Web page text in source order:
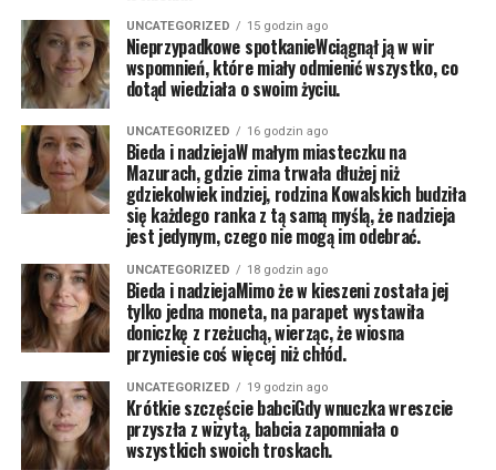
UNCATEGORIZED 15 godzin ago
Nieprzypadkowe spotkanieWciągnął ją w wir
wspomnień, które miały odmienić wszystko, co
dotąd wiedziała o swoim życiu.
UNCATEGORIZED 16 godzin ago
Bieda i nadziejaW małym miasteczku na
Mazurach, gdzie zima trwała dłużej niż
gdziekolwiek indziej, rodzina Kowalskich budziła
się każdego ranka z tą samą myślą, że nadzieja
jest jedynym, czego nie mogą im odebrać.
UNCATEGORIZED 18 godzin ago
Bieda i nadziejaMimo że w kieszeni została jej
tylko jedna moneta, na parapet wystawiła
doniczkę z rzeżuchą, wierząc, że wiosna
przyniesie coś więcej niż chłód.
UNCATEGORIZED 19 godzin ago
Krótkie szczęście babciGdy wnuczka wreszcie
przyszła z wizytą, babcia zapomniała o
wszystkich swoich troskach.